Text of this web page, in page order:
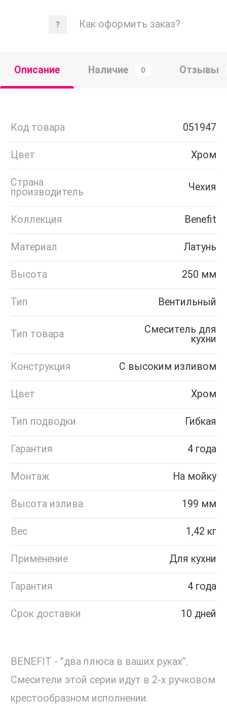
Как оформить заказ?
Описание Наличие 0 Отзывы
Код товара 051947
Цвет Хром
Страна
производитель
Чехия
Коллекция Benefit
Материал Латунь
Высота 250 мм
Тип Вентильный
Тип товара
Смеситель для
кухни
Конструкция С высоким изливом
Цвет Хром
Тип подводки Гибкая
Гарантия 4 года
Монтаж На мойку
Высота излива 199 мм
Вес 1,42 кг
Применение Для кухни
Гарантия 4 года
Срок доставки 10 дней
BENEFIT - ”два плюса в ваших руках”.
Смесители этой серии идут в 2-х ручковом
крестообразном исполнении.